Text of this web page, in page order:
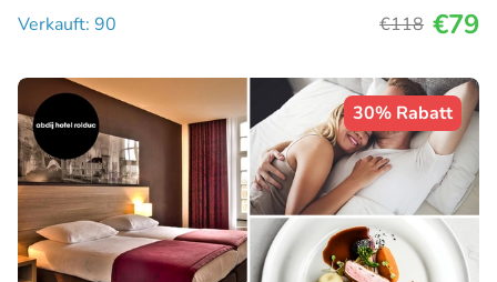
Verkauft: 90
€118 €79
30% Rabatt